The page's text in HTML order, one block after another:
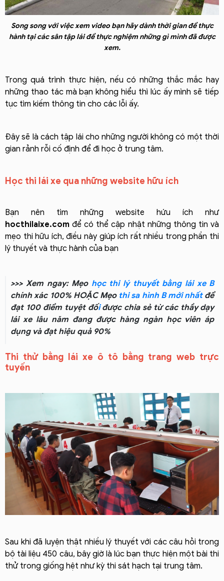
Song song với việc xem video bạn hãy dành thời gian để thực
hành tại các sân tập lái để thực nghiệm những gì mình đã được
xem.
Trong quá trình thực hiện, nếu có những thắc mắc hay
những thao tác mà bạn không hiểu thì lúc ấy mình sẽ tiếp
tục tìm kiếm thông tin cho các lỗi ấy.
Đây sẽ là cách tập lái cho những người không có một thời
gian rảnh rỗi cố định để đi học ở trung tâm.
Học thi lái xe qua những website hữu ích
Bạn nên tìm những website hứu ích như
hocthilaixe.com để có thể cập nhật những thông tin và
mẹo thi hữu ích, điều này giúp ích rất nhiều trong phần thi
lý thuyết và thực hành của bạn
>>> Xem ngay: Mẹo học thi lý thuyết bằng lái xe B
chính xác 100% HOẶC Mẹo thi sa hình B mới nhấtđể
đạt 100 điểm tuyệt đốiđược chia sẻ từ các thầy dạy
lái xe lâu năm đang được hàng ngàn học viên áp
dụng và đạt hiệu quả 90%
Thi thử bằng lái xe ô tô bằng trang web trực
tuyến
Sau khi đã luyện thật nhiều lý thuyết với các câu hỏi trong
bộ tài liệu 450 câu, bây giờ là lúc bạn thực hiện một bài thi
thử trong giống hệt như kỳ thi sát hạch tại trung tâm.